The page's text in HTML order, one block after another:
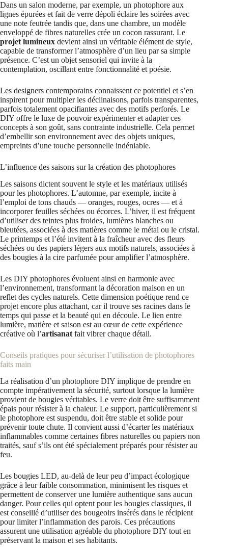
Dans un salon moderne, par exemple, un photophore aux
lignes épurées et fait de verre dépoli éclaire les soirées avec
une note feutrée tandis que, dans une chambre, un modèle
enveloppé de fibres naturelles crée un cocon rassurant. Le
projet lumineux devient ainsi un véritable élément de style,
capable de transformer l’atmosphère d’un lieu par sa simple
présence. C’est un objet sensoriel qui invite à la
contemplation, oscillant entre fonctionnalité et poésie.
Les designers contemporains connaissent ce potentiel et s’en
inspirent pour multipler les déclinaisons, parfois transparentes,
parfois totalement opacifiantes avec des motifs perforés. Le
DIY offre le luxe de pouvoir expérimenter et adapter ces
concepts à son goût, sans contrainte industrielle. Cela permet
d’embellir son environnement avec des objets uniques,
empreints d’une touche personnelle indéniable.
L’influence des saisons sur la création des photophores
Les saisons dictent souvent le style et les matériaux utilisés
pour les photophores. L’automne, par exemple, incite à
l’emploi de tons chauds — oranges, rouges, ocres — et à
incorporer feuilles séchées ou écorces. L’hiver, il est fréquent
d’utiliser des teintes plus froides, lumières blanches ou
bleutées, associées à des matières comme le métal ou le cristal.
Le printemps et l’été invitent à la fraîcheur avec des fleurs
séchées ou des papiers légers aux motifs naturels, associées à
des bougies à la cire parfumée pour amplifier l’atmosphère.
Les DIY photophores évoluent ainsi en harmonie avec
l’environnement, transformant la décoration maison en un
reflet des cycles naturels. Cette dimension poétique rend ce
projet encore plus attachant, car il trouve ses racines dans le
temps qui passe et la beauté qui en découle. Le lien entre
lumière, matière et saison est au cœur de cette expérience
créative où l’artisanat fait vibrer chaque détail.
Conseils pratiques pour sécuriser l’utilisation de photophores
faits main
La réalisation d’un photophore DIY implique de prendre en
compte impérativement la sécurité, surtout lorsque la lumière
provient de bougies véritables. Le verre doit être suffisamment
épais pour résister à la chaleur. Le support, particulièrement si
le photophore est suspendu, doit être stable et solide pour
prévenir toute chute. Il convient aussi d’écarter les matériaux
inflammables comme certaines fibres naturelles ou papiers non
traités, sauf s’ils ont été spécialement préparés pour résister au
feu.
Les bougies LED, au-delà de leur peu d’impact écologique
grâce à leur faible consommation, minimisent les risques et
permettent de conserver une lumière authentique sans aucun
danger. Pour celles qui optent pour les bougies classiques, il
est conseillé d’utiliser des bougeoirs insérés dans le récipient
pour limiter l’inflammation des parois. Ces précautions
assurent une utilisation agréable du photophore DIY tout en
préservant la maison et ses habitants.